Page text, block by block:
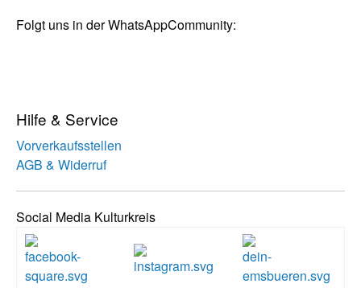
Folgt uns in der WhatsAppCommunity:
Hilfe & Service
Vorverkaufsstellen
AGB & Widerruf
Social Media Kulturkreis